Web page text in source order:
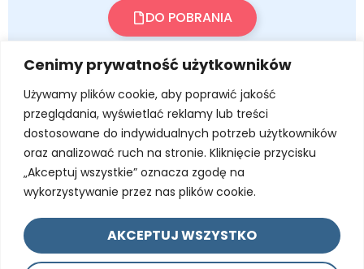
Cenimy prywatność użytkowników
Używamy plików cookie, aby poprawić jakość
przeglądania, wyświetlać reklamy lub treści
dostosowane do indywidualnych potrzeb użytkowników
oraz analizować ruch na stronie. Kliknięcie przycisku
„Akceptuj wszystkie” oznacza zgodę na
wykorzystywanie przez nas plików cookie.
AKCEPTUJ WSZYSTKO
NIP: 7291128517
REGON: 471160664
OPP KRS: 0000022383
BANK PEKAO SA: 02 1240 5585 1111 0000 4886
7407
DO POBRANIA
Polityka Prywatności